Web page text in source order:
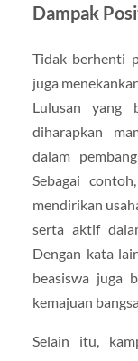
Dampak
Tidak berhenti
juga
Lulusan yang
diharapkan
dalam
Sebagai
mendirikan
serta aktif
Dengan kata
beasiswa juga
kemajuan
Selain itu,